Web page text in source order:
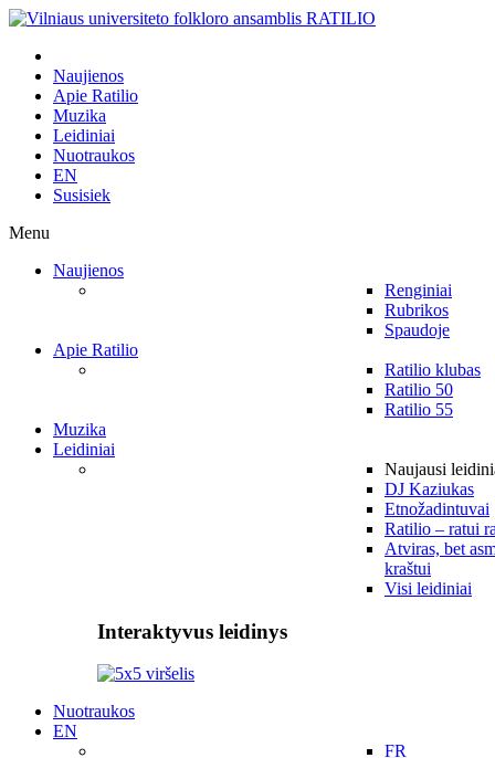
Naujienos
Apie Ratilio
Muzika
Leidiniai
Nuotraukos
EN
Susisiek
Menu
Naujienos
Renginiai
Rubrikos
Spaudoje
Apie Ratilio
Ratilio klubas
Ratilio 50
Ratilio 55
Muzika
Leidiniai
Naujausi
DJ Kaziukas
Etnožadintuvai
Ratilio – ratui
Atviras, bet
kraštui
Visi leidiniai
Interaktyvus leidinys
Nuotraukos
EN
FR